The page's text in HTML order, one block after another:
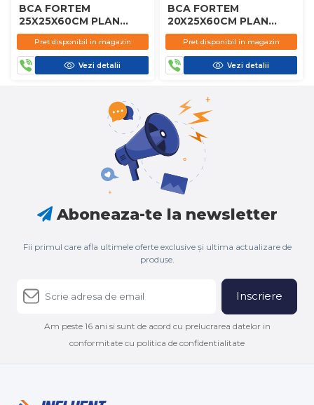
BCA FORTEM
25X25X60CM PLAN
D450
Pret disponibil in magazin
Vezi detalii
BCA FORTEM
20X25X60CM PLAN
D450
Pret disponibil in magazin
Vezi detalii
Aboneaza-te la newsletter
Fii primul care afla ultimele oferte exclusive și ultima actualizare de
produse.
Inscriere
Am peste 16 ani si sunt de acord cu prelucrarea datelor in
conformitate cu politica de confidentialitate